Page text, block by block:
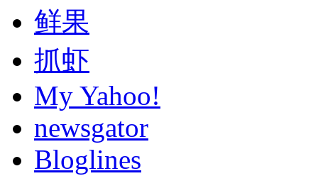
鲜果
抓虾
My Yahoo!
newsgator
Bloglines